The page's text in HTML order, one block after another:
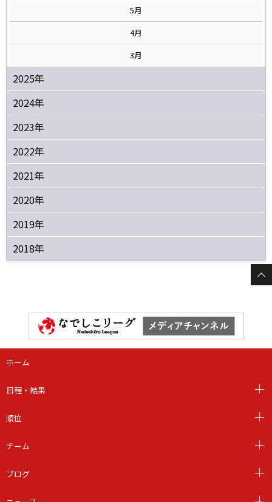
5月
4月
3月
2025年
2024年
2023年
2022年
2021年
2020年
2019年
2018年
ホーム
日程・結果
順位
チーム
ブログ